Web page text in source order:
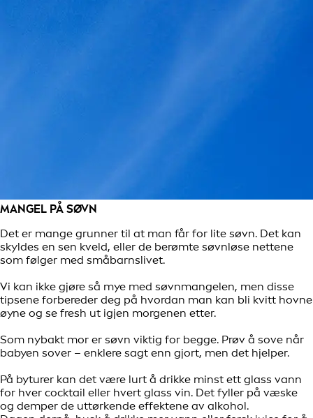
MANGEL PÅ SØVN
Det er mange grunner til at man får for lite søvn. Det kan
skyldes en sen kveld, eller de berømte søvnløse nettene
som følger med småbarnslivet.
Vi kan ikke gjøre så mye med søvnmangelen, men disse
tipsene forbereder deg på hvordan man kan bli kvitt hovne
øyne og se fresh ut igjen morgenen etter.
Som nybakt mor er søvn viktig for begge. Prøv å sove når
babyen sover – enklere sagt enn gjort, men det hjelper.
På byturer kan det være lurt å drikke minst ett glass vann
for hver cocktail eller hvert glass vin. Det fyller på væske
og demper de uttørkende effektene av alkohol.